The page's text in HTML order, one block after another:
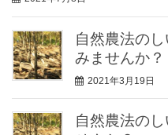
自然農法の
みませんか？
2021年3月19日
自然農法の